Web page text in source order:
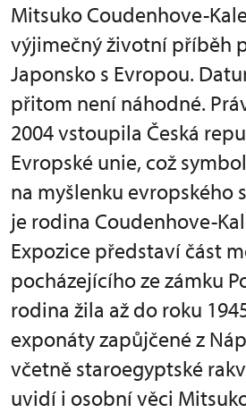
Mitsuko Coudenhove-
výjimečný životní příběh
Japonsko s Evropou.
přitom není náhodné.
2004 vstoupila Česká
Evropské unie, což
na myšlenku evropského
je rodina Coudenhove-
Expozice představí část
pocházejícího ze zámku
rodina žila až do roku
exponáty zapůjčené z
včetně staroegyptské
uvidí i osobní věci